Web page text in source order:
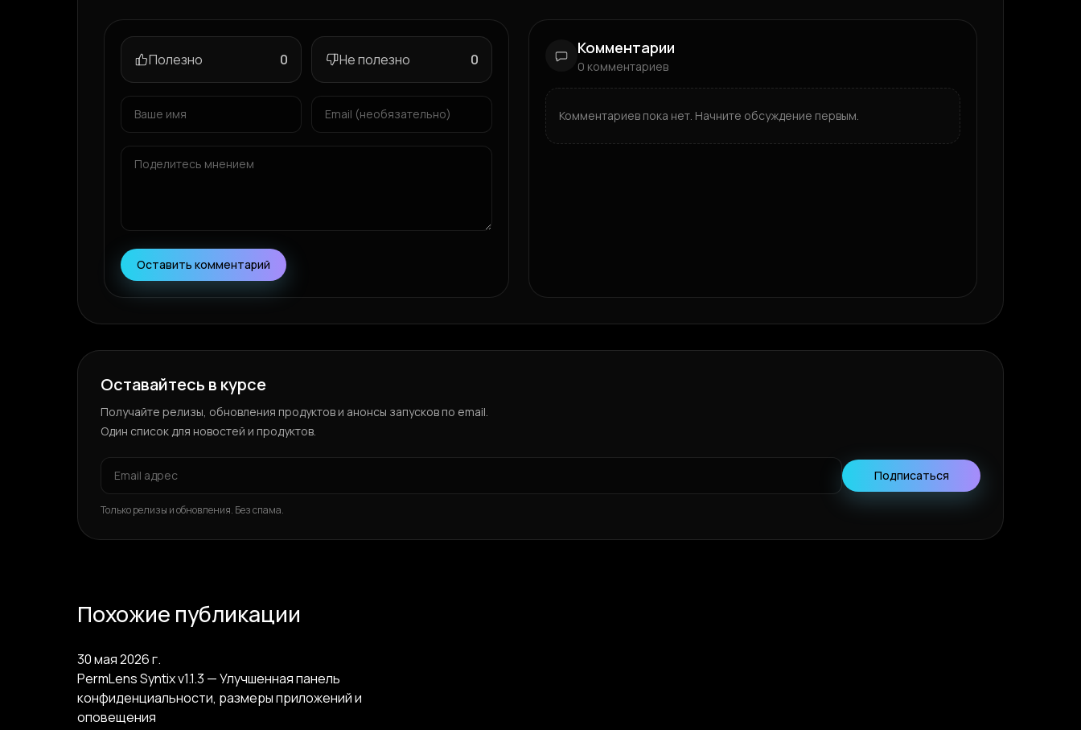
Полезно 0 Не полезно 0
Оставить комментарий
Комментарии
0 комментариев
Комментариев пока нет. Начните обсуждение первым.
Оставайтесь в курсе
Получайте релизы, обновления продуктов и анонсы запусков по email.
Один список для новостей и продуктов.
Подписаться
Только релизы и обновления. Без спама.
Похожие публикации
30 мая 2026 г.
PermLens Syntix v1.1.3 — Улучшенная панель
конфиденциальности, размеры приложений и
оповещения